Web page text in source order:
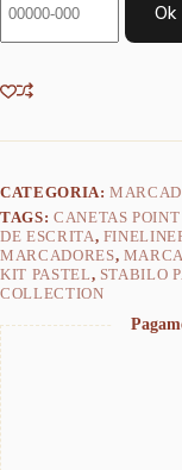
Fineliners
quantidade
Ok
CATEGORIA:
TAGS: CANETAS
DE ESCRITA,
MARCADORES,
KIT PASTEL, STABILO
COLLECTION